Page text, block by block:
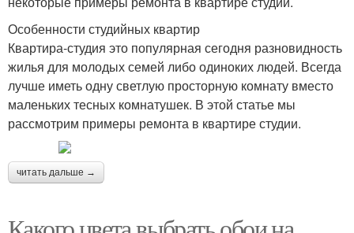
Особенности студийных квартир
Квартира-студия это популярная сегодня разновидность
жилья для молодых семей либо одиноких людей. Всегда
лучше иметь одну светлую просторную комнату вместо
маленьких тесных комнатушек. В этой статье мы
рассмотрим примеры ремонта в квартире студии.
читать дальше →